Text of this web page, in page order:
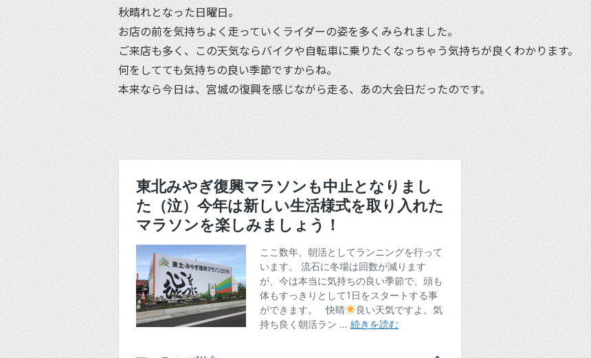
秋晴れとなった日曜日。
お店の前を気持ちよく走っていくライダーの姿を多くみられました。
ご来店も多く、この天気ならバイクや自転車に乗りたくなっちゃう気持ちが良くわかります。
何をしてても気持ちの良い季節ですからね。
本来なら今日は、宮城の復興を感じながら走る、あの大会日だったのです。